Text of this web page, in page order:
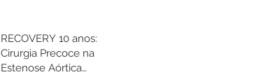
RECOVERY 10 anos:
Cirurgia Precoce na
Estenose Aórtica